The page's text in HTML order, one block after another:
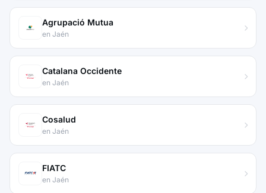
Agrupació Mutua
en Jaén
Catalana Occidente
en Jaén
Cosalud
en Jaén
FIATC
en Jaén